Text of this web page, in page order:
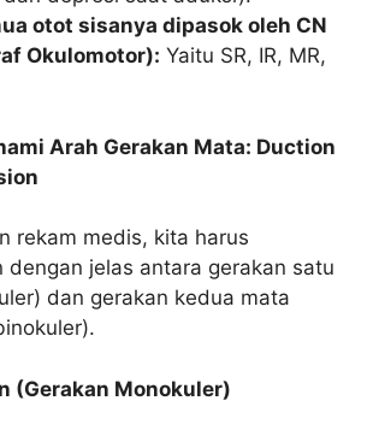
otot sisanya dipasok oleh CN
Okulomotor): Yaitu SR, IR, MR,
Arah Gerakan Mata: Duction
rekam medis, kita harus
dengan jelas antara gerakan satu
dan gerakan kedua mata
(Gerakan Monokuler)